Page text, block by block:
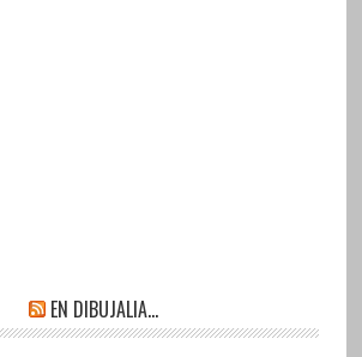
EN DIBUJALIA…